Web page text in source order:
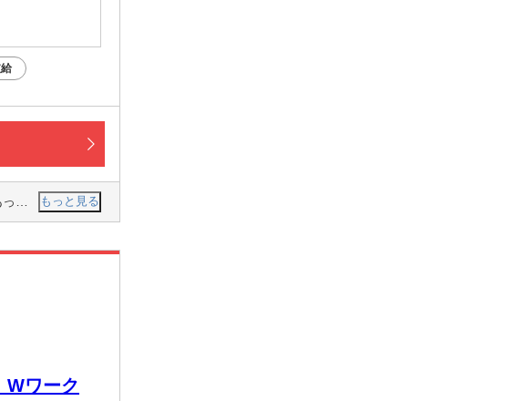
。 もっと見る
ワーク